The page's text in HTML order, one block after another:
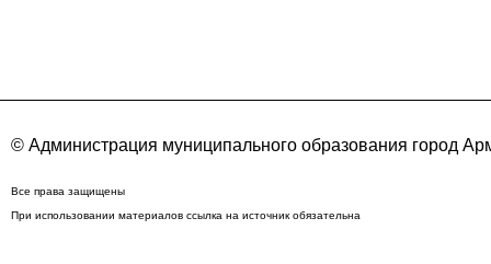
© Администрация муниципального образования город
Все права защищены
При использовании материалов ссылка на источник обязательна